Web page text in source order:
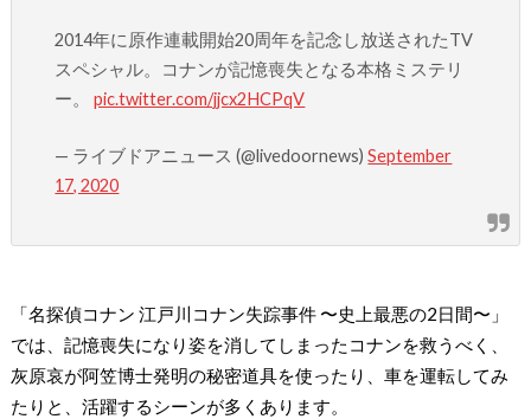
2014年に原作連載開始20周年を記念し放送されたTV
スペシャル。コナンが記憶喪失となる本格ミステリ
ー。pic.twitter.com/jjcx2HCPqV
— ライブドアニュース (@livedoornews)September
17, 2020
「名探偵コナン 江戸川コナン失踪事件 〜史上最悪の2日間〜」
では、記憶喪失になり姿を消してしまったコナンを救うべく、
灰原哀が阿笠博士発明の秘密道具を使ったり、車を運転してみ
たりと、活躍するシーンが多くあります。